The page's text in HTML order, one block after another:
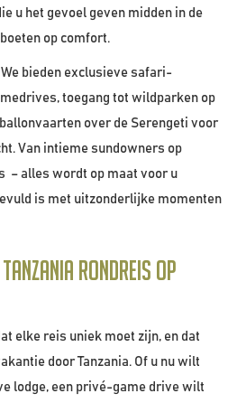
u het gevoel geven midden in de
op comfort.
bieden exclusieve safari-
toegang tot wildparken op
over de Serengeti voor
Van intieme sundowners op
– alles wordt op maat voor u
is met uitzonderlijke momenten
rondreis op
elke reis uniek moet zijn, en dat
door Tanzania. Of u nu wilt
lodge, een privé-game drive wilt